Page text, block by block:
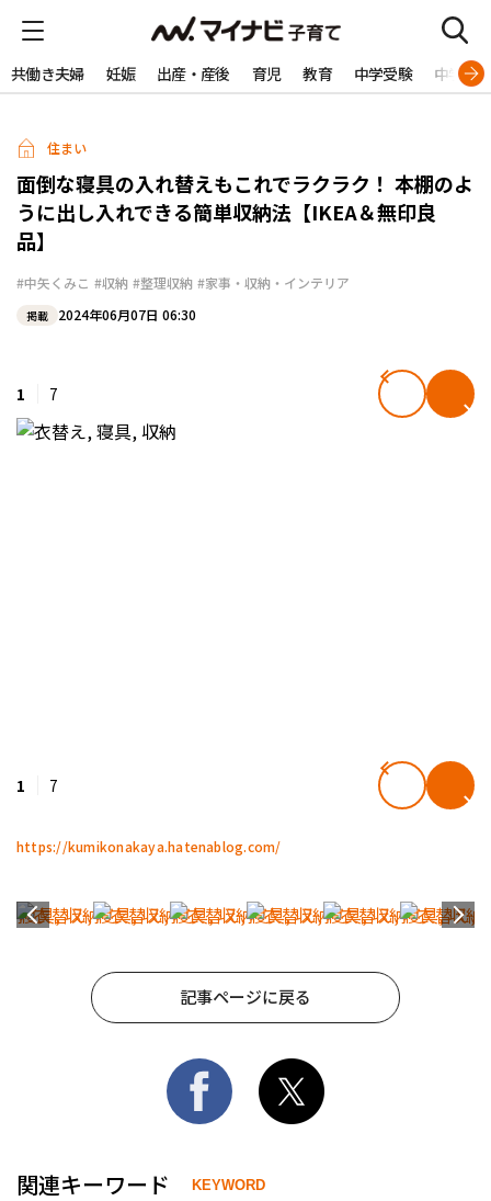
共働き夫婦 妊娠 出産・産後 育児 教育 中学受験 中学生
住まい
面倒な寝具の入れ替えもこれでラクラク！ 本棚のよ
うに出し入れできる簡単収納法【IKEA＆無印良
品】
#中矢くみこ #収納 #整理収納 #家事・収納・インテリア
掲載 2024年06月07日 06:30
1 7
1 7
https://kumikonakaya.hatenablog.com/
記事ページに戻る
関連キーワード KEYWORD